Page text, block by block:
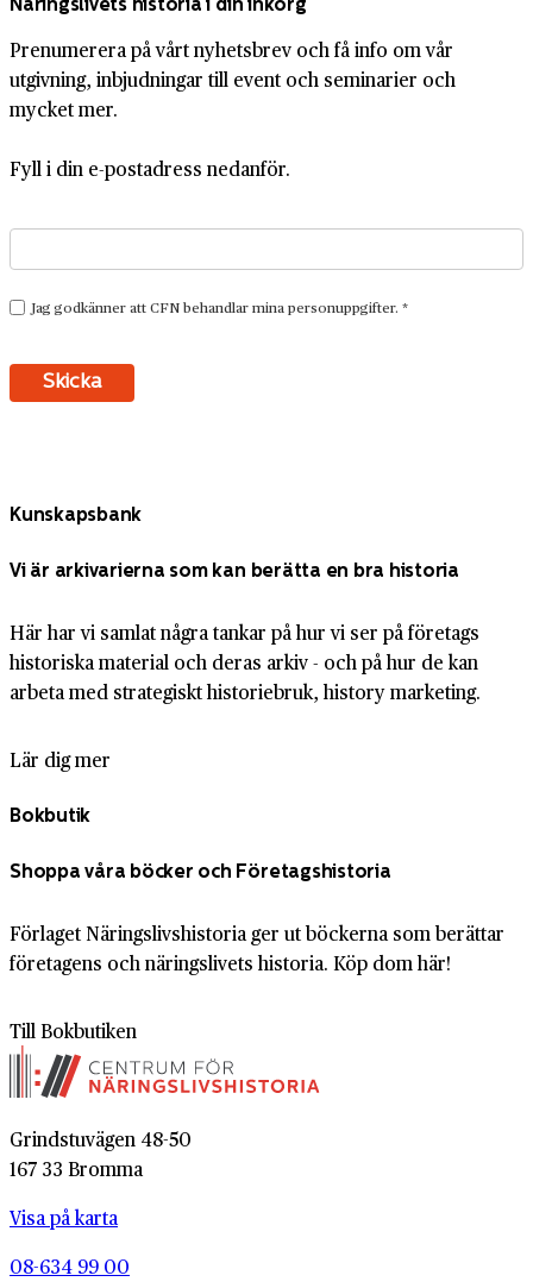
Prenumerera på vårt nyhetsbrev och få info om vår
utgivning, inbjudningar till event och seminarier och
mycket mer.
Fyll i din e-postadress nedanför.
Kunskapsbank
Vi är arkivarierna som kan berätta en bra historia
Här har vi samlat några tankar på hur vi ser på företags
historiska material och deras arkiv - och på hur de kan
arbeta med strategiskt historiebruk, history marketing.
Lär dig mer
Bokbutik
Shoppa våra böcker och Företagshistoria
Förlaget Näringslivshistoria ger ut böckerna som berättar
företagens och näringslivets historia. Köp dom här!
Till Bokbutiken
Grindstuvägen 48-50
167 33 Bromma
Visa på karta
08-634 99 00